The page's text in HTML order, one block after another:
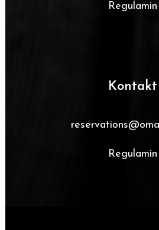
Regulamin
Kontakt
Regulamin